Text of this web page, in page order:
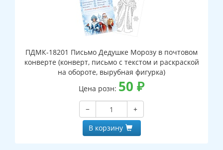
ПДМК-18201 Письмо Дедушке Морозу в почтовом
конверте (конверт, письмо с текстом и раскраской
на обороте, вырубная фигурка)
Цена розн: 50 ₽
−
+
В корзину